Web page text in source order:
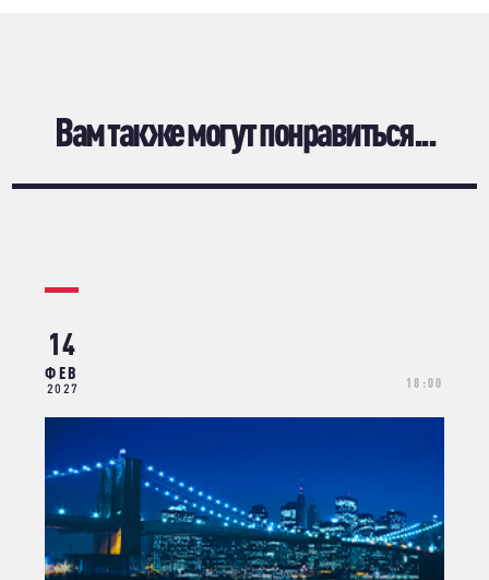
Вам также могут понравиться...
14
ФЕВ
2027 18:00